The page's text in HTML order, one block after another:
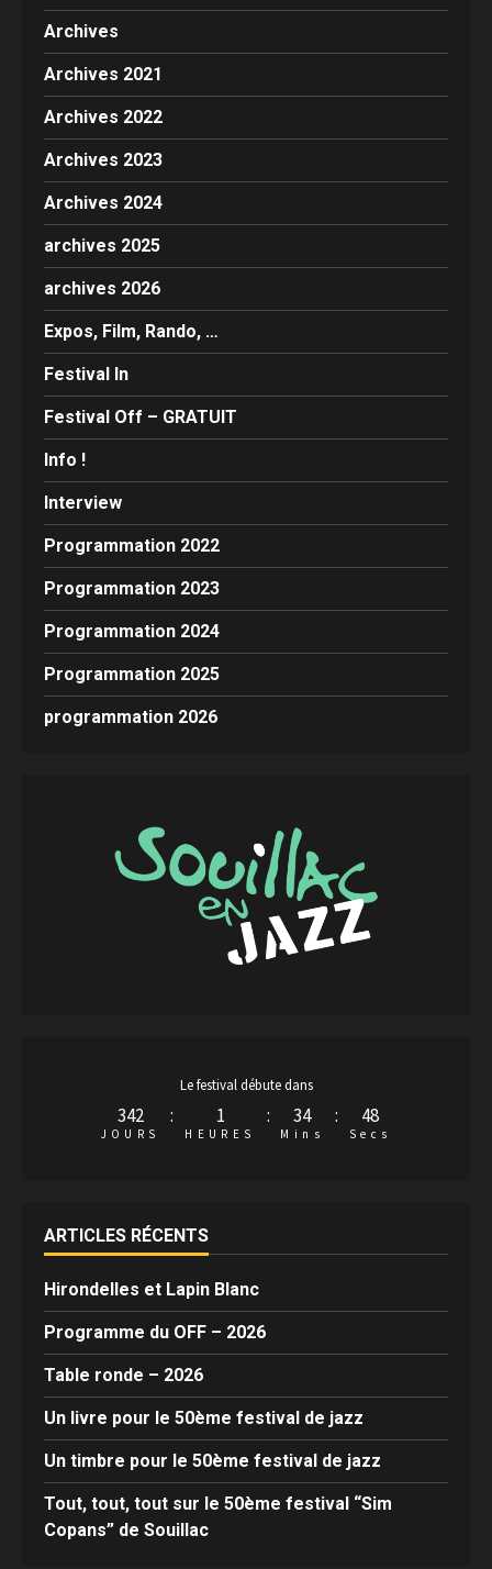
Archives
Archives 2021
Archives 2022
Archives 2023
Archives 2024
archives 2025
archives 2026
Expos, Film, Rando, …
Festival In
Festival Off – GRATUIT
Info !
Interview
Programmation 2022
Programmation 2023
Programmation 2024
Programmation 2025
programmation 2026
Le festival débute dans
342
JOURS
: 1
HEURES
: 34
Mins
: 47
Secs
ARTICLES RÉCENTS
Hirondelles et Lapin Blanc
Programme du OFF – 2026
Table ronde – 2026
Un livre pour le 50ème festival de jazz
Un timbre pour le 50ème festival de jazz
Tout, tout, tout sur le 50ème festival “Sim
Copans” de Souillac